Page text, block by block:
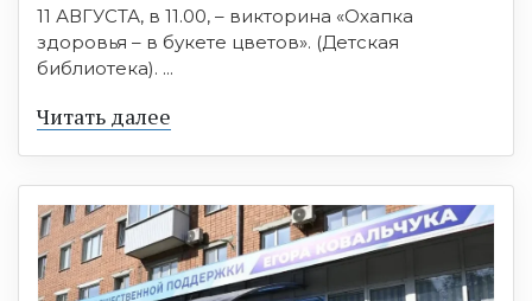
11 АВГУСТА, в 11.00, – викторина «Охапка
здоровья – в букете цветов». (Детская
библиотека). ...
Читать далее